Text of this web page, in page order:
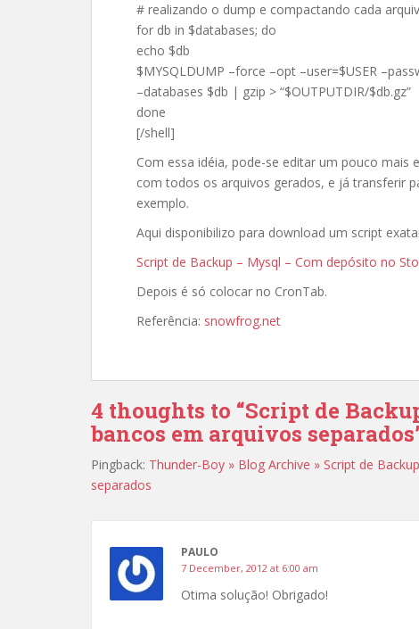
# realizando o dump e compactando cada
for db in $databases; do
echo $db
$MYSQLDUMP –force –opt –user=$USER
–databases $db | gzip > “$OUTPUTDIR/$db.gz”
done
[/shell]
Com essa idéia, pode-se editar um pouco
com todos os arquivos gerados, e já transferir
exemplo.
Aqui disponibilizo para download um script
Script de Backup – Mysql – Com depósito no
Depois é só colocar no CronTab.
Referência: snowfrog.net
4 thoughts to “Script de
bancos em arquivos
Pingback: Thunder-Boy » Blog Archive » Script de
separados
PAULO
7 December, 2012 at 6:00 am
Otima solução! Obrigado!